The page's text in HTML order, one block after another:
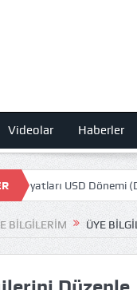
Videolar Haberler
USD Dönemi (Dolar)
BILGILERIM ÜYE